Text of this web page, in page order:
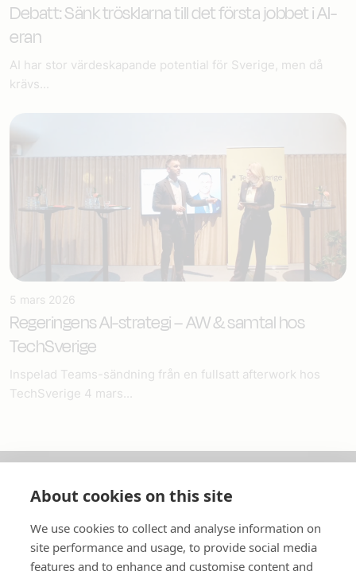
Debatt: Sänk trösklarna till det första jobbet i AI-
eran
AI har stor värdeskapande potential för Sverige, men då
krävs...
5 mars 2026
Regeringens AI-strategi – AW & samtal hos
TechSverige
Inspelad Teams-sändning från en fullsatt afterwork hos
TechSverige 4 mars...
In English
About cookies on this site
We use cookies to collect and analyse information on
site performance and usage, to provide social media
features and to enhance and customise content and